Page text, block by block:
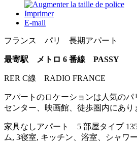
Imprimer
E-mail
フランス パリ 長期アパート
最寄駅 メトロ 6 番線 PASSY
RER C線 RADIO FRANCE
アパートのロケーションは人気の
センター、映画館、徒歩圏内にあり
家具なしアパート 5 部屋タイプ
ム, 3寝室, キッチン、浴室、シャワ